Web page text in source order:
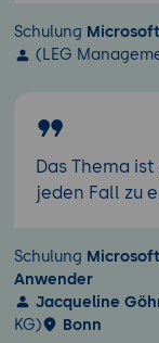
Schulung
(LEG
Das Thema
jeden Fall zu
Schulung
Anwender
Jacqueline
KG)
Bonn